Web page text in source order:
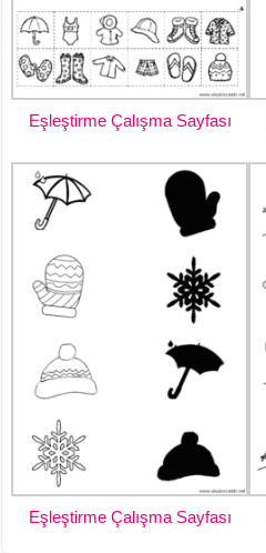
Eşleştirme Çalışma Sayfası
Eşleştirme Çalışma Sayfası